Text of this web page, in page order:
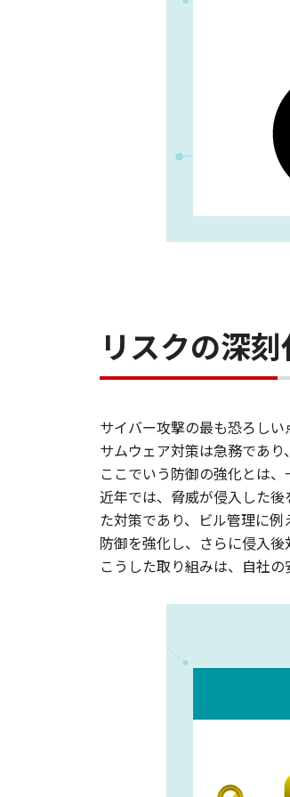
リスクの深
サイバー攻撃の最も恐ろし
サムウェア対策は急務であり
ここでいう防御の強化とは
近年では、脅威が侵入した
た対策であり、ビル管理に
防御を強化し、さらに侵入
こうした取り組みは、自社